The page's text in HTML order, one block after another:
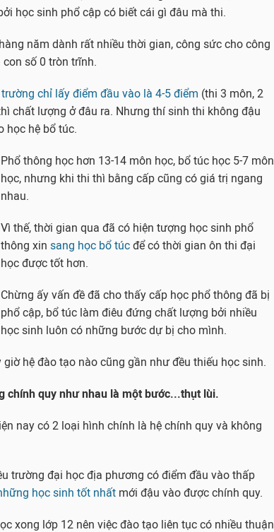
học sinh phổ cập có biết cái gì đâu mà thi.
năm dành rất nhiều thời gian, công sức cho công
số 0 tròn trĩnh.
chỉ lấy điểm đầu vào là 4-5 điểm (thi 3 môn, 2
chất lượng ở đâu ra. Nhưng thí sinh thi không đậu
học hệ bổ túc.
Phổ thông học hơn 13-14 môn học, bổ túc học 5-7 môn
học, nhưng khi thi thì bằng cấp cũng có giá trị ngang
nhau.
Vì thế, thời gian qua đã có hiện tượng học sinh phổ
thông xin sang học bổ túc để có thời gian ôn thi đại
học được tốt hơn.
Chừng ấy vấn đề đã cho thấy cấp học phổ thông đã bị
phổ cập, bổ túc làm điêu đứng chất lượng bởi nhiều
học sinh luôn có những bước dự bị cho mình.
hệ đào tạo nào cũng gần như đều thiếu học sinh.
chính quy như nhau là một bước...thụt lùi.
nay có 2 loại hình chính là hệ chính quy và không
trường đại học địa phương có điểm đầu vào thấp
học sinh tốt nhất mới đậu vào được chính quy.
xong lớp 12 nên việc đào tạo liên tục có nhiều thuận